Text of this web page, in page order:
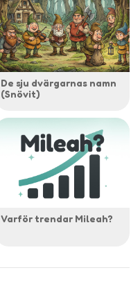
De sju dvärgarnas namn
(Snövit)
Varför trendar Mileah?